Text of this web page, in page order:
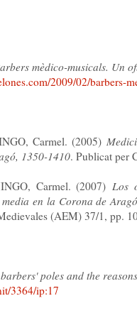
mèdico-musicals. Un
2009/02/barbers-
Carmel. (2005)
1350-1410. Publicat per
Carmel. (2007) Los
en la Corona de
(AEM) 37/1, pp.
poles and the
3364/ip:17